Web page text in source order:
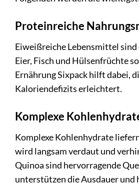
Proteinreiche
Eiweißreiche Lebensmittel
Eier, Fisch und Hülsenfrüchte
Ernährung Sixpack hilft dabei,
Kaloriendefizits erleichtert.
Komplexe
Komplexe Kohlenhydrate
wird langsam verdaut und
Quinoa sind hervorragende
unterstützen die Ausdauer und